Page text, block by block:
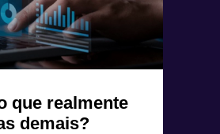
que realmente
demais?